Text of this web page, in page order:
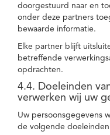
doorgestuurd naar en
onder deze partners
bewaarde informatie.
Elke partner blijft
betreffende
opdrachten.
4.4. Doeleinden
verwerken wij uw
Uw persoonsgegevens
de volgende